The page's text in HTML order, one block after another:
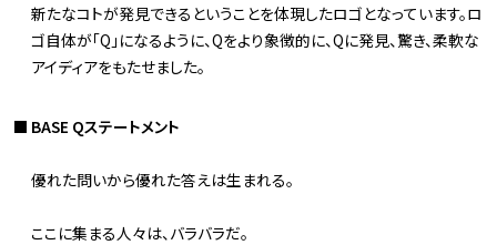
新たなコトが発見できるということを体現したロゴとなっています。ロ
ゴ自体が「Q」になるように、Qをより象徴的に、Qに発見、驚き、柔軟な
アイディアをもたせました。
BASE Qステートメント
優れた問いから優れた答えは生まれる。
ここに集まる人々は、バラバラだ。